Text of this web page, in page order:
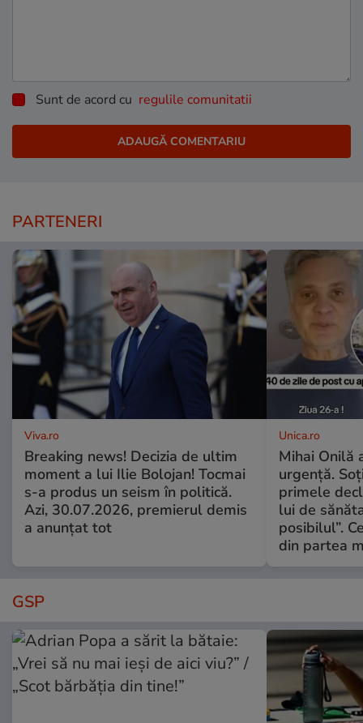
Sunt de acord cu regulile comunitatii
PARTENERI
Viva.ro
Breaking news! Decizia de ultim
moment a lui Ilie Bolojan! Tocmai
s-a produs un seism în politică.
Azi, 30.07.2026, premierul demis
a anunțat tot
Unica.ro
Mihai Onilă
urgență.
primele
lui de
posibilul”.
din partea
GSP